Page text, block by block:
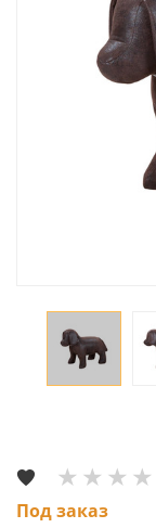
Под заказ